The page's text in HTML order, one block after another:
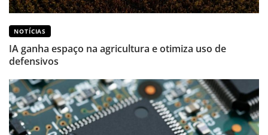
NOTÍCIAS
IA ganha espaço na agricultura e otimiza uso de
defensivos